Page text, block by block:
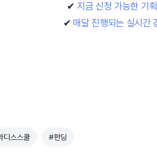
✔ 지금 신청 가능한 기
✔ 매달 진행되는 실시간
디스스쿨 #펀딩